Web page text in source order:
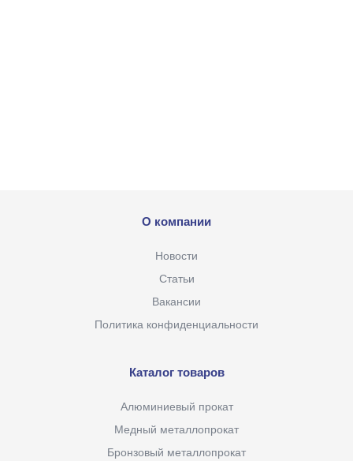
О компании
Новости
Статьи
Вакансии
Политика конфиденциальности
Каталог товаров
Алюминиевый прокат
Медный металлопрокат
Бронзовый металлопрокат